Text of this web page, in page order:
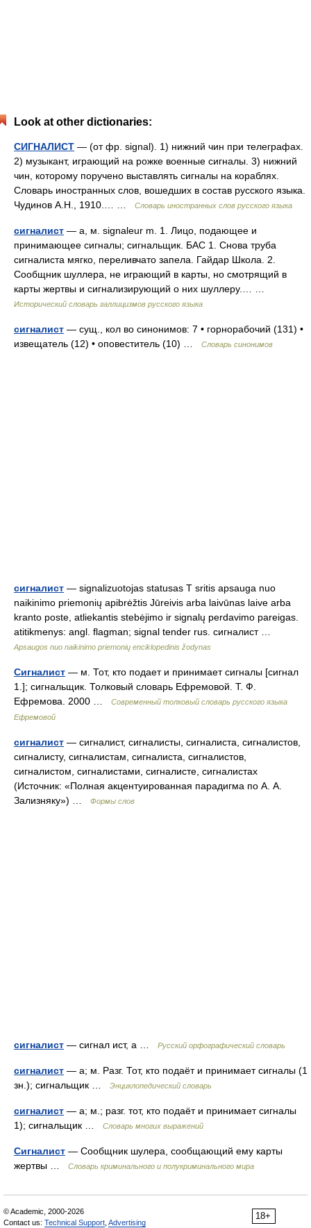
Look at other dictionaries:
СИГНАЛИСТ — (от фр. signal). 1) нижний чин при телеграфах.
2) музыкант, играющий на рожке военные сигналы. 3) нижний
чин, которому поручено выставлять сигналы на кораблях.
Словарь иностранных слов, вошедших в состав русского языка.
Чудинов А.Н., 1910.… …
Словарь иностранных слов русского языка
сигналист — а, м. signaleur m. 1. Лицо, подающее и
принимающее сигналы; сигнальщик. БАС 1. Снова труба
сигналиста мягко, переливчато запела. Гайдар Школа. 2.
Сообщник шуллера, не играющий в карты, но смотрящий в
карты жертвы и сигнализирующий о них шуллеру.… …
Исторический словарь галлицизмов русского языка
сигналист — сущ., кол во синонимов: 7 • горнорабочий (131) •
извещатель (12) • оповеститель (10) …
Словарь синонимов
сигналист — signalizuotojas statusas T sritis apsauga nuo
naikinimo priemonių apibrėžtis Jūreivis arba laivūnas laive arba
kranto poste, atliekantis stebėjimo ir signalų perdavimo pareigas.
atitikmenys: angl. flagman; signal tender rus. сигналист …
Apsaugos nuo naikinimo priemonių enciklopedinis žodynas
Сигналист — м. Тот, кто подает и принимает сигналы [сигнал
1.]; сигнальщик. Толковый словарь Ефремовой. Т. Ф.
Ефремова. 2000 …
Современный толковый словарь русского языка
Ефремовой
сигналист — сигналист, сигналисты, сигналиста, сигналистов,
сигналисту, сигналистам, сигналиста, сигналистов,
сигналистом, сигналистами, сигналисте, сигналистах
(Источник: «Полная акцентуированная парадигма по А. А.
Зализняку») …
Формы слов
сигналист — сигнал ист, а … Русский орфографический словарь
сигналист — а; м. Разг. Тот, кто подаёт и принимает сигналы (1
зн.); сигнальщик …
Энциклопедический словарь
сигналист — а; м.; разг. тот, кто подаёт и принимает сигналы
1); сигнальщик …
Словарь многих выражений
Сигналист — Сообщник шулера, сообщающий ему карты
жертвы …
Словарь криминального и полукриминального мира
18+
© Academic, 2000-2026
Contact us: Technical Support Advertising